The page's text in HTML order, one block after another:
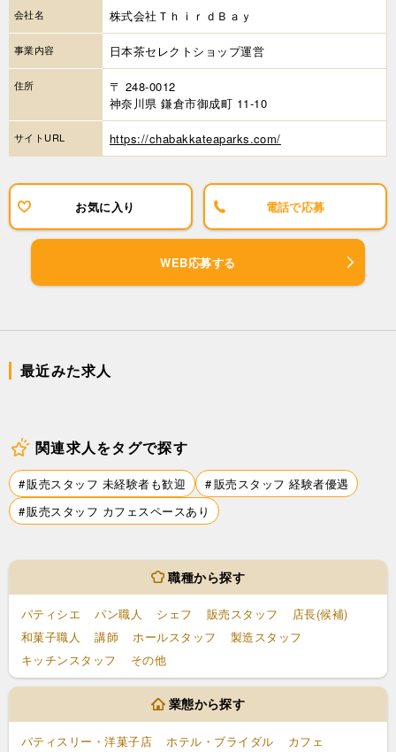
会社名 株式会社ＴｈｉｒｄＢａｙ
事業内容 日本茶セレクトショップ運営
住所
〒 248-0012
神奈川県 鎌倉市御成町 11-10
サイトURL https://chabakkateaparks.com/
お気に入り 電話で応募
WEB応募する
最近みた求人
関連求人をタグで探す
販売スタッフ 未経験者も歓迎
販売スタッフ 経験者優遇
販売スタッフ カフェスペースあり
職種から探す
パティシエ パン職人 シェフ 販売スタッフ
店長(候補)
和菓子職人
講師 ホールスタッフ
製造スタッフ
キッチンスタッフ
その他
業態から探す
パティスリー・洋菓子店 ホテル・ブライダル
カフェ